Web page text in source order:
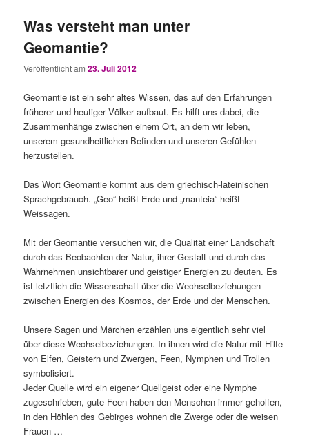
Was versteht man unter
Geomantie?
Veröffentlicht am23. Juli 2012
Geomantie ist ein sehr altes Wissen, das auf den Erfahrungen
früherer und heutiger Völker aufbaut. Es hilft uns dabei, die
Zusammenhänge zwischen einem Ort, an dem wir leben,
unserem gesundheitlichen Befinden und unseren Gefühlen
herzustellen.
Das Wort Geomantie kommt aus dem griechisch-lateinischen
Sprachgebrauch. „Geo“ heißt Erde und „manteia“ heißt
Weissagen.
Mit der Geomantie versuchen wir, die Qualität einer Landschaft
durch das Beobachten der Natur, ihrer Gestalt und durch das
Wahrnehmen unsichtbarer und geistiger Energien zu deuten. Es
ist letztlich die Wissenschaft über die Wechselbeziehungen
zwischen Energien des Kosmos, der Erde und der Menschen.
Unsere Sagen und Märchen erzählen uns eigentlich sehr viel
über diese Wechselbeziehungen. In ihnen wird die Natur mit Hilfe
von Elfen, Geistern und Zwergen, Feen, Nymphen und Trollen
symbolisiert.
Jeder Quelle wird ein eigener Quellgeist oder eine Nymphe
zugeschrieben, gute Feen haben den Menschen immer geholfen,
in den Höhlen des Gebirges wohnen die Zwerge oder die weisen
Frauen …